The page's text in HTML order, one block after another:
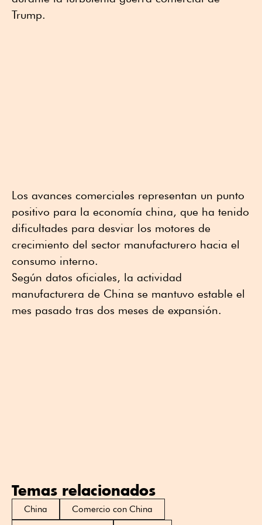
Trump.
Los avances comerciales representan un punto
positivo para la economía china, que ha tenido
dificultades para desviar los motores de
crecimiento del sector manufacturero hacia el
consumo interno.
Según datos oficiales, la actividad
manufacturera de China se mantuvo estable el
mes pasado tras dos meses de expansión.
Temas relacionados
China
Comercio con China